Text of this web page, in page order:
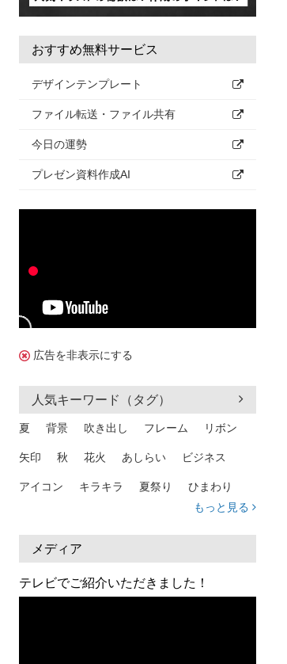
おすすめ無料サービス
デザインテンプレート
ファイル転送・ファイル共有
今日の運勢
プレゼン資料作成AI
広告を非表示にする
人気キーワード（タグ）
夏 背景 吹き出し フレーム リボン
矢印 秋 花火 あしらい ビジネス
アイコン キラキラ 夏祭り ひまわり
熱中症
人物 暑中見舞い
日本地図 海
もっと見る
メディア
テレビでご紹介いただきました！